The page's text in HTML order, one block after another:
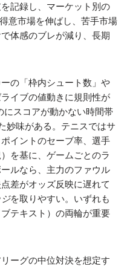
記録し、マーケット別の
意市場を伸ばし、苦手市場
体感のブレが減り、長期
の「枠内シュート数」や
イブの値動きに規則性が
にスコアが動かない時間帯
妙味がある。テニスではサ
イントのセーブ率、選手
を基に、ゲームごとのラ
ルなら、主力のファウル
差がオッズ反映に遅れて
を取りやすい。いずれも
テキスト）の両輪が重要
ーグの中位対決を想定す